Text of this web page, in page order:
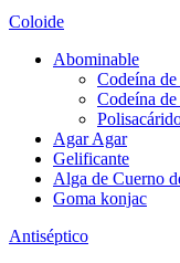
Coloide
Abominable
Codeína
Codeína
Agar Agar
Gelificante
Alga de Cuerno
Goma konjac
Antiséptico